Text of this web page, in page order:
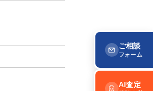
ご相談
フォーム
AI査定